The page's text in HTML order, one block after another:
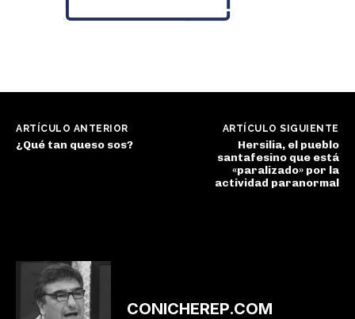
ARTÍCULO ANTERIOR
¿Qué tan queso sos?
ARTÍCULO SIGUIENTE
Hersilia, el pueblo
santafesino que está
«paralizado» por la
actividad paranormal
CONICHEREP.COM